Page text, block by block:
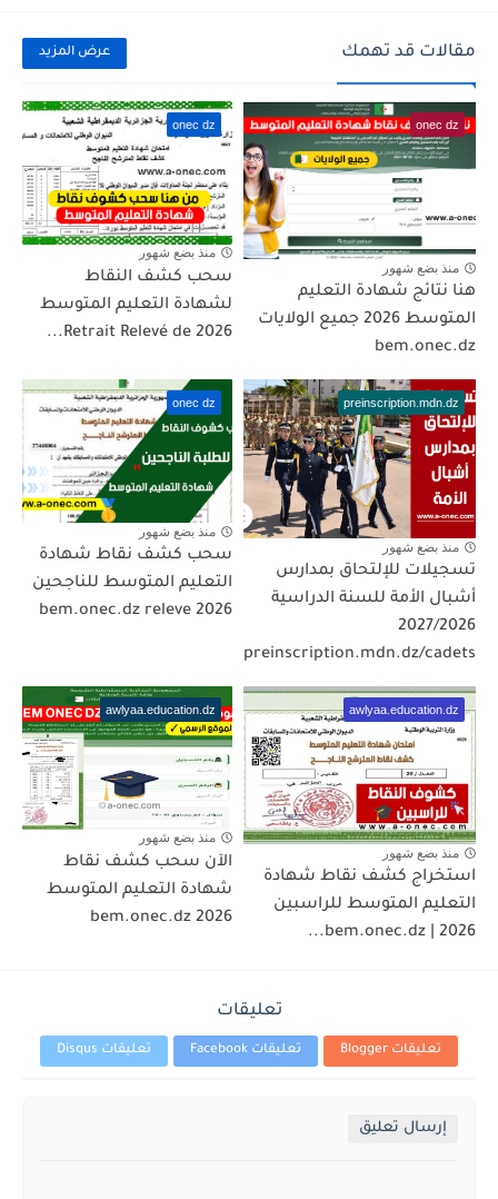
مقالات قد تهمك عرض المزيد
onec dz
منذ بضع شهور
هنا نتائج شهادة التعليم
المتوسط 2026 جميع الولايات
bem.onec.dz
onec dz
منذ بضع شهور
سحب كشف النقاط
لشهادة التعليم المتوسط
2026 Retrait Relevé de...
preinscription.mdn.dz
منذ بضع شهور
تسجيلات للإلتحاق بمدارس
أشبال الأمة للسنة الدراسية
2027/2026
preinscription.mdn.dz/cadets
onec dz
منذ بضع شهور
سحب كشف نقاط شهادة
التعليم المتوسط للناجحين
2026 bem.onec.dz releve
awlyaa.education.dz
منذ بضع شهور
استخراج كشف نقاط شهادة
التعليم المتوسط للراسبين
2026 | bem.onec.dz...
awlyaa.education.dz
منذ بضع شهور
الآن سحب كشف نقاط
شهادة التعليم المتوسط
2026 bem.onec.dz
تعليقات
تعليقات Blogger تعليقات Facebook تعليقات Disqus
إرسال تعليق